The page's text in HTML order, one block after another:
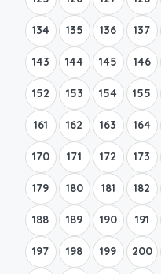
134 135 136 137
143 144 145 146
152 153 154 155
161 162 163 164
170 171 172 173
179 180 181 182
188 189 190 191
197 198 199 200